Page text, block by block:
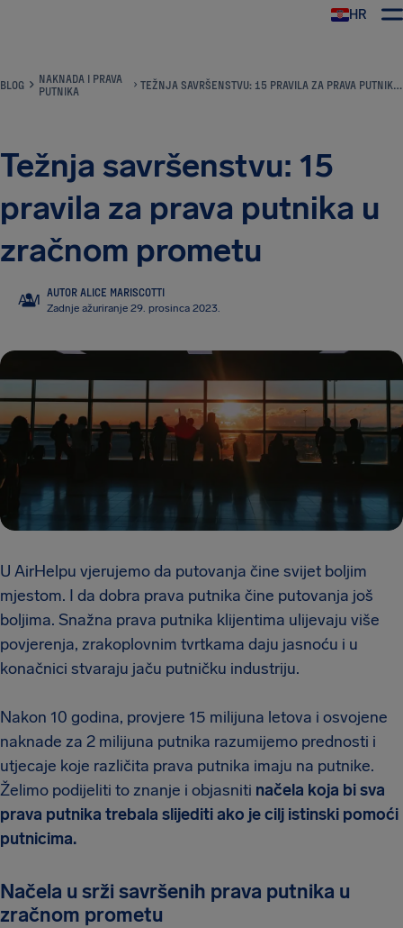
HR
BLOG
NAKNADA I PRAVA
PUTNIKA
TEŽNJA SAVRŠENSTVU: 15 PRAVILA ZA PRAVA PUTNIKA U ZRAČNOM PROMETU
Težnja savršenstvu: 15
pravila za prava putnika u
zračnom prometu
AM AUTOR ALICE MARISCOTTI
Zadnje ažuriranje 29. prosinca 2023.
U AirHelpu vjerujemo da putovanja čine svijet boljim
mjestom. I da dobra prava putnika čine putovanja još
boljima. Snažna prava putnika klijentima ulijevaju više
povjerenja, zrakoplovnim tvrtkama daju jasnoću i u
konačnici stvaraju jaču putničku industriju.
Nakon 10 godina, provjere 15 milijuna letova i osvojene
naknade za 2 milijuna putnika razumijemo prednosti i
utjecaje koje različita prava putnika imaju na putnike.
Želimo podijeliti to znanje i objasniti načela koja bi sva
prava putnika trebala slijediti ako je cilj istinski pomoći
putnicima.
Načela u srži savršenih prava putnika u
zračnom prometu